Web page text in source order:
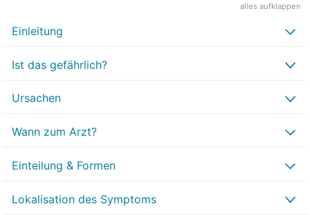
alles aufklappen
Einleitung
Ist das gefährlich?
Ursachen
Wann zum Arzt?
Einteilung & Formen
Lokalisation des Symptoms